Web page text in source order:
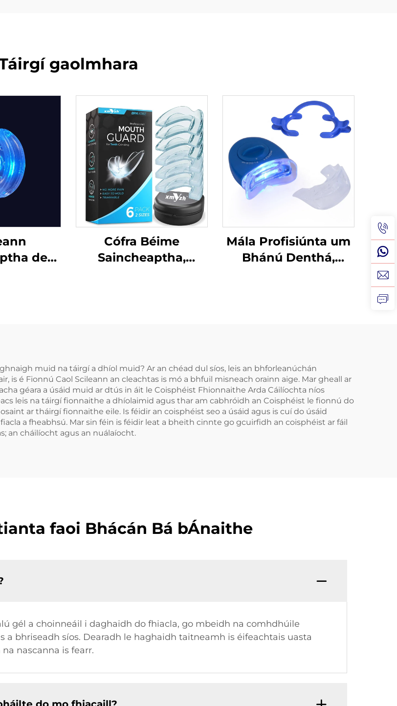
gaolmhara
de
Cófra Béime
Saincheaptha,
MMA, Boxáil
Mála Profisiúnta um
Bhánú Denthá,
muid na táirgí a dhíol muid? Ar an chéad dul síos, leis an bhforleanúchán
is é Fionnú Caol Scileann an cleachtas is mó a bhfuil misneach orainn aige. Mar gheall ar
géara a úsáid muid ar dtús in áit le Coisphéist Fhionnaithe Arda Cáilíochta níos
leis na táirgí fionnaithe a dhíolaimid agus thar am cabhróidh an Coisphéist le fionnú do
ar tháirgí fionnaithe eile. Is féidir an coisphéist seo a úsáid agus is cuí do úsáid
a fheabhsú. Mar sin féin is féidir leat a bheith cinnte go gcuirfidh an coisphéist ar fáil
an cháilíocht agus an nuálaíocht.
faoi Bhácán Bá bÁnaithe
gél a choinneáil i daghaidh do fhiacla, go mbeidh na comhdhúile
bhriseadh síos. Dearadh le haghaidh taitneamh is éifeachtais uasta
nascanna is fearr.